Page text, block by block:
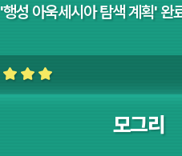
'행성 아욱세시아 탐색 계획' 완
모그리